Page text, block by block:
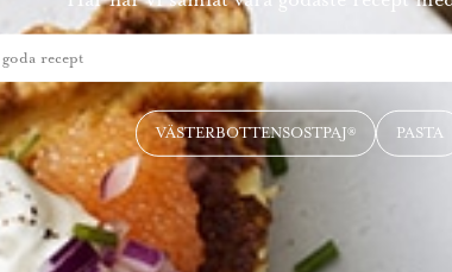
VÄSTERBOTTENSOSTPAJ® PASTA